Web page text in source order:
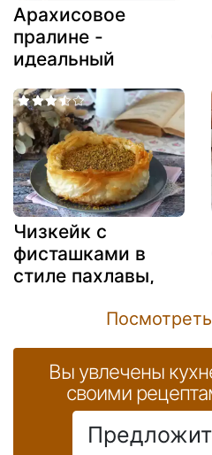
Арахисовое
пралине -
идеальный
чтобы
пересмотреть
выпечку!
Чизкейк с
фисташками в
стиле пахлавы,
Вы увлечены
своими